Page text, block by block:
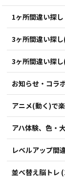
1ヶ所間違い探
3ヶ所間違い探
3ヶ所間違い探
お知らせ・コラ
アニメ(動く)で
アハ体験、色・
レベルアップ間
並べ替え脳トレ